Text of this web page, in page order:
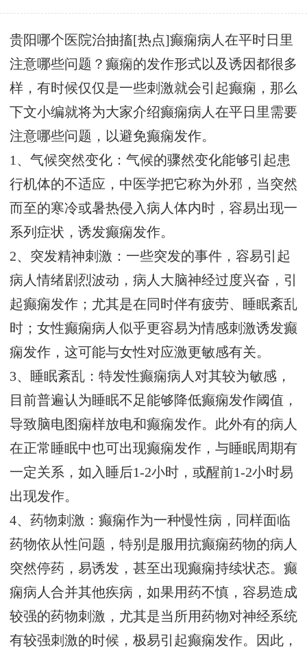
贵阳哪个医院治抽搐[热点]癫痫病人在平时日里
注意哪些问题？癫痫的发作形式以及诱因都很多
样，有时候仅仅是一些刺激就会引起癫痫，那么
下文小编就将为大家介绍癫痫病人在平日里需要
注意哪些问题，以避免癫痫发作。
1、气候突然变化：气候的骤然变化能够引起患
行机体的不适应，中医学把它称为外邪，当突然
而至的寒冷或暑热侵入病人体内时，容易出现一
系列症状，诱发癫痫发作。
2、突发精神刺激：一些突发的事件，容易引起
病人情绪剧烈波动，病人大脑神经过度兴奋，引
起癫痫发作；尤其是在同时伴有疲劳、睡眠紊乱
时；女性癫痫病人似乎更容易为情感刺激诱发癫
痫发作，这可能与女性对应激更敏感有关。
3、睡眠紊乱：特发性癫痫病人对其较为敏感，
目前普遍认为睡眠不足能够降低癫痫发作阈值，
导致脑电图痫样放电和癫痫发作。此外有的病人
在正常睡眠中也可出现癫痫发作，与睡眠周期有
一定关系，如入睡后1-2小时，或醒前1-2小时易
出现发作。
4、药物刺激：癫痫作为一种慢性病，同样面临
药物依从性问题，特别是服用抗癫痫药物的病人
突然停药，易诱发，甚至出现癫痫持续状态。癫
痫病人合并其他疾病，如果用药不慎，容易造成
较强的药物刺激，尤其是当所用药物对神经系统
有较强刺激的时候，极易引起癫痫发作。因此，